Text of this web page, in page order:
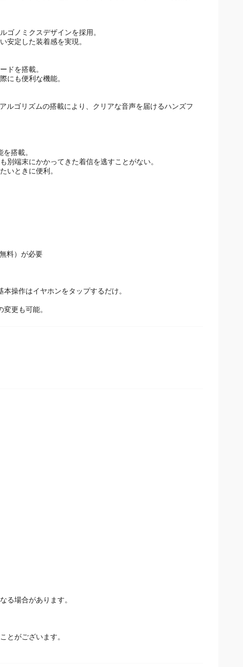
ニングと大口径10mmダイナミック型ドライバーの組み
ゴノミクスデザインを採用。
ドを搭載。
ゴリズムの搭載により、クリアな音声を届けるハンズフ
を搭載。
端末にかかってきた着信を逃すことがない。
操作はイヤホンをタップするだけ。
場合があります。
とがございます。